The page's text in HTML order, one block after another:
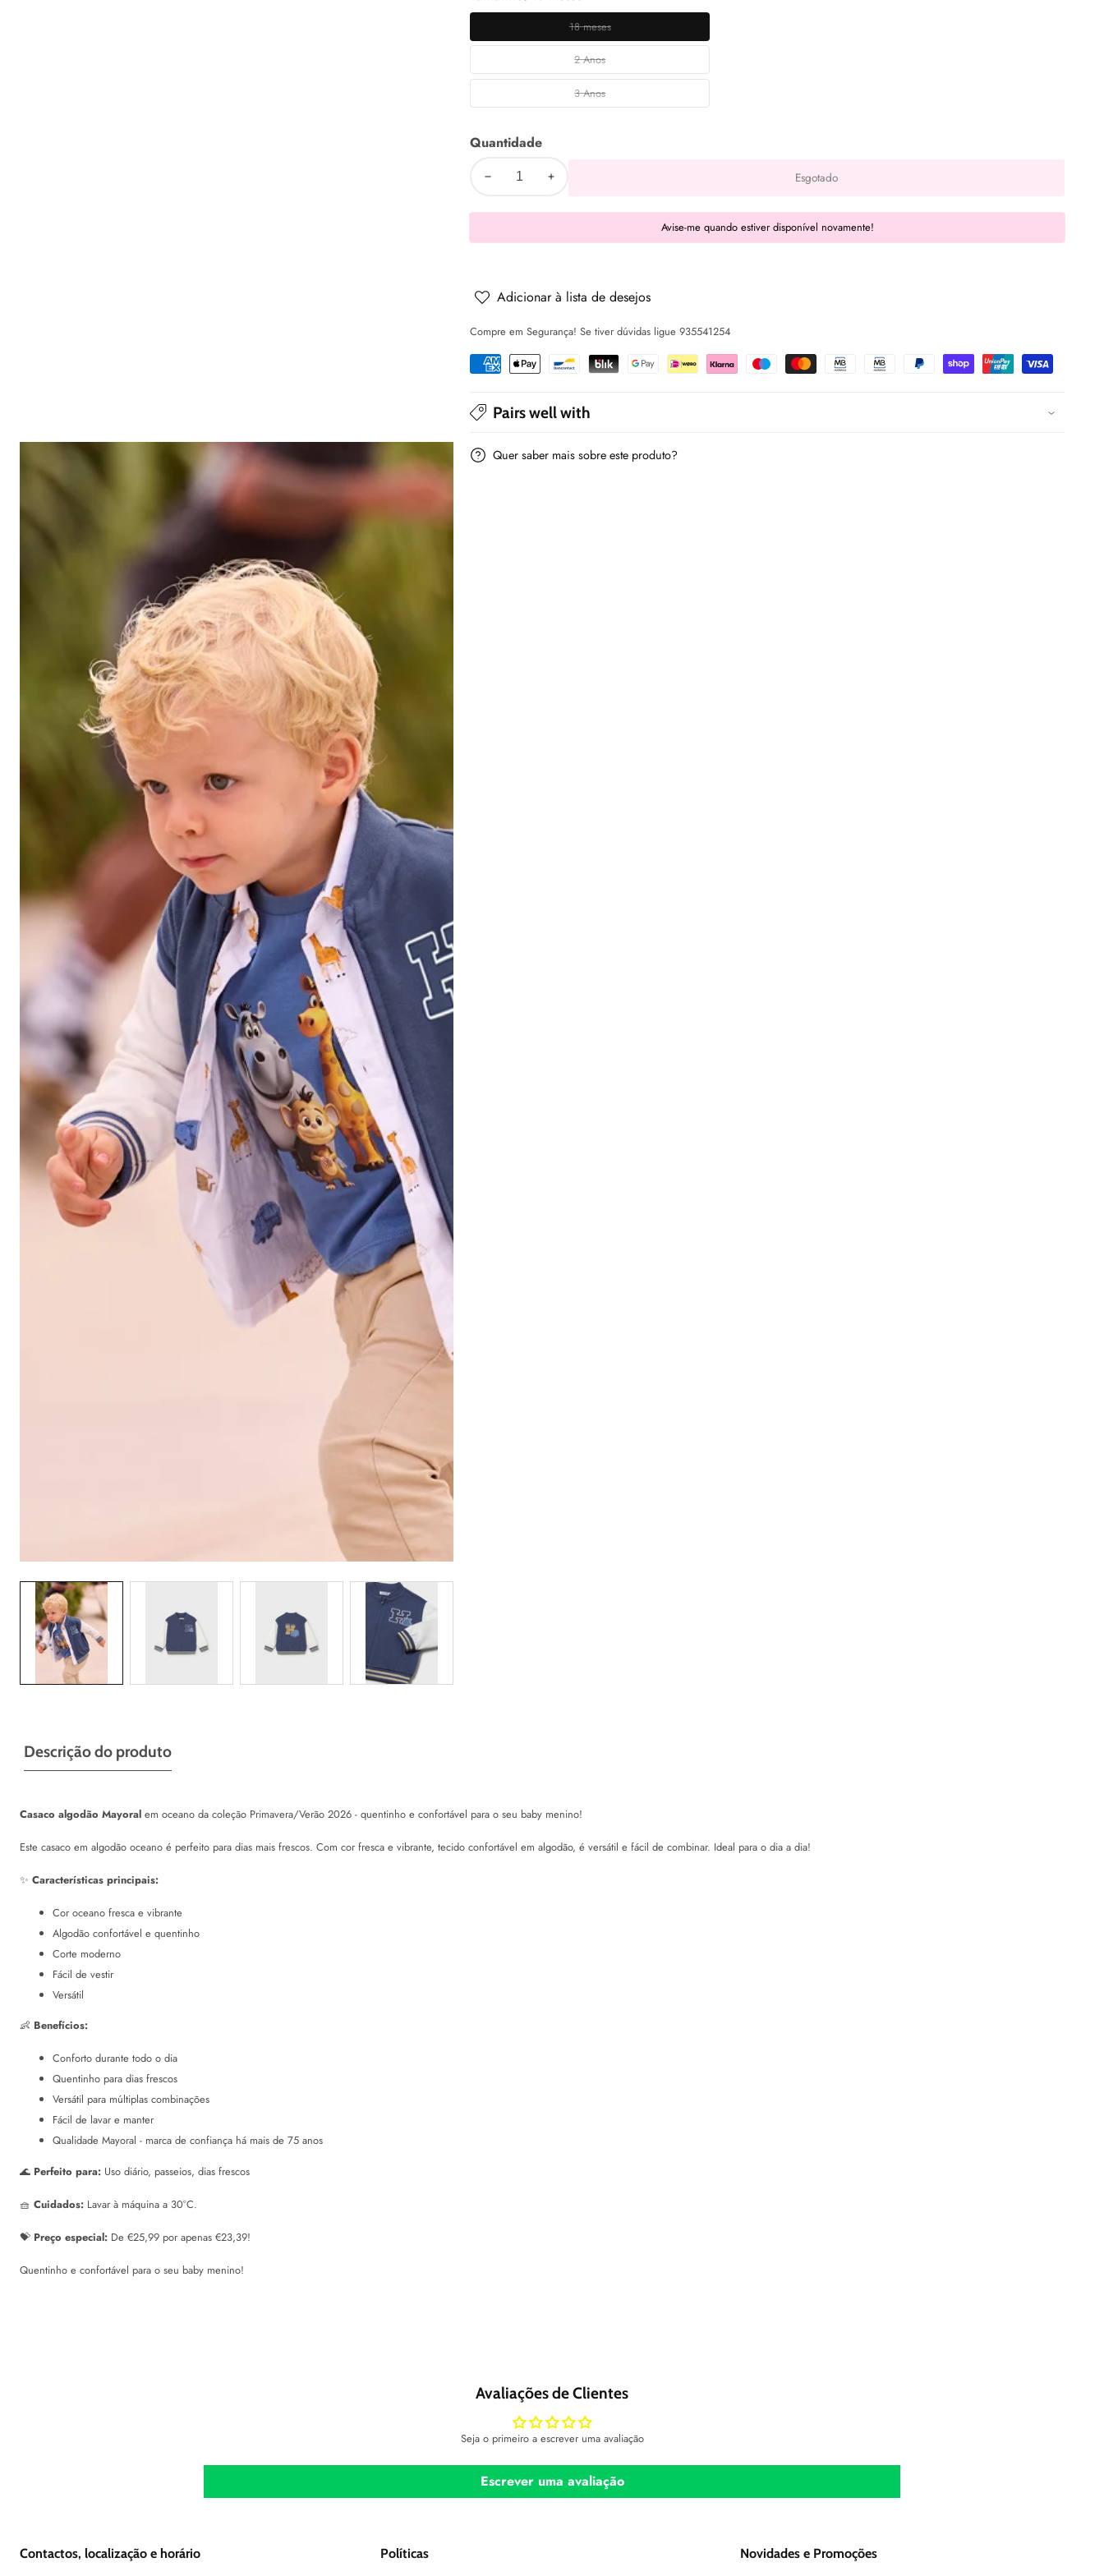
18 meses
18
meses
2 Anos
Anos
3 Anos
3
Quantidade
Diminuir
algodão
Oceano
-
Mayoral
algodão
Oceano
Esgotado
Avise-me quando estiver disponível novamente!
Adicionar à lista de desejos
Compre em Segurança! Se tiver dúvidas ligue 935541254
Pairs well with
Quer saber mais sobre este produto?
Descrição do produto
Casaco algodão Mayoral em oceano da coleção Primavera/Verão 2026 - quentinho e confortável para o seu baby menino!
Este casaco em algodão oceano é perfeito para dias mais frescos. Com cor fresca e vibrante, tecido confortável em algodão, é versátil e fácil de combinar. Ideal para o dia a dia!
✨ Características principais:
Cor oceano fresca e vibrante
Algodão confortável e quentinho
Corte moderno
Fácil de vestir
Versátil
👶 Benefícios:
Conforto durante todo o dia
Quentinho para dias frescos
Versátil para múltiplas combinações
Fácil de lavar e manter
Qualidade Mayoral - marca de confiança há mais de 75 anos
🌊 Perfeito para: Uso diário, passeios, dias frescos
🧺 Cuidados: Lavar à máquina a 30°C.
💝 Preço especial: De €25,99 por apenas €23,39!
Quentinho e confortável para o seu baby menino!
Avaliações de Clientes
Seja o primeiro a escrever uma avaliação
Escrever uma avaliação
Contactos, localização e horário Políticas Novidades e Promoções